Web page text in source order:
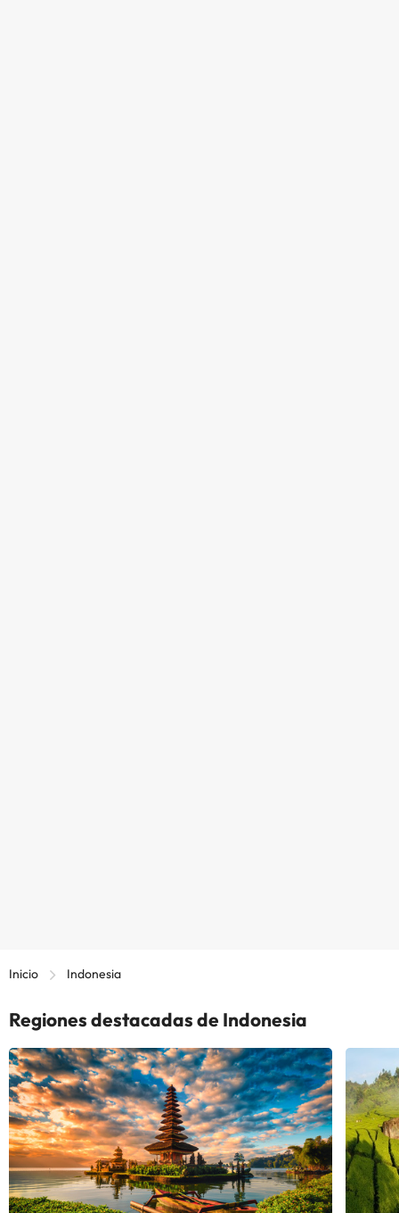
Inicio Indonesia
Regiones destacadas de Indonesia